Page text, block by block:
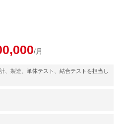
/月
、製造、単体テスト、結合テストを担当し